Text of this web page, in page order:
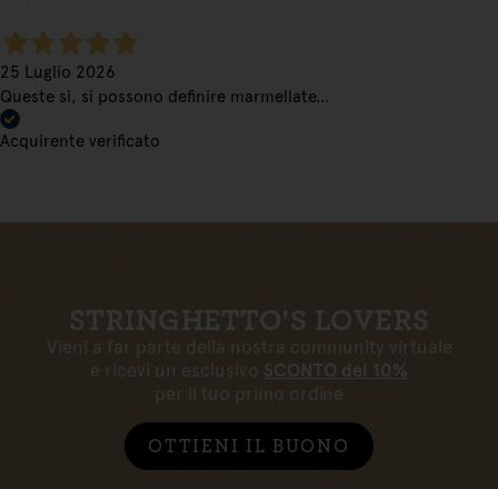
25 Luglio 2026
Queste sì, si possono definire marmellate…
Acquirente verificato
STRINGHETTO'S LOVERS
Vieni a far parte della nostra community virtuale
e ricevi un esclusivo SCONTO del 10%
per il tuo primo ordine
OTTIENI IL BUONO